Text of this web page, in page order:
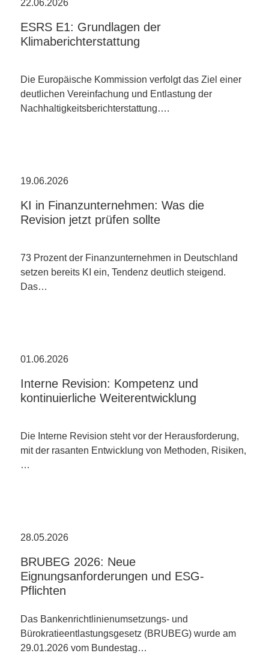
22.06.2026
ESRS E1: Grundlagen der
Klimaberichterstattung
Die Europäische Kommission verfolgt das Ziel einer
deutlichen Vereinfachung und Entlastung der
Nachhaltigkeitsberichterstattung….
19.06.2026
KI in Finanzunternehmen: Was die
Revision jetzt prüfen sollte
73 Prozent der Finanzunternehmen in Deutschland
setzen bereits KI ein, Tendenz deutlich steigend.
Das…
01.06.2026
Interne Revision: Kompetenz und
kontinuierliche Weiterentwicklung
Die Interne Revision steht vor der Herausforderung,
mit der rasanten Entwicklung von Methoden, Risiken,
…
28.05.2026
BRUBEG 2026: Neue
Eignungsanforderungen und ESG-
Pflichten
Das Bankenrichtlinienumsetzungs- und
Bürokratieentlastungsgesetz (BRUBEG) wurde am
29.01.2026 vom Bundestag…